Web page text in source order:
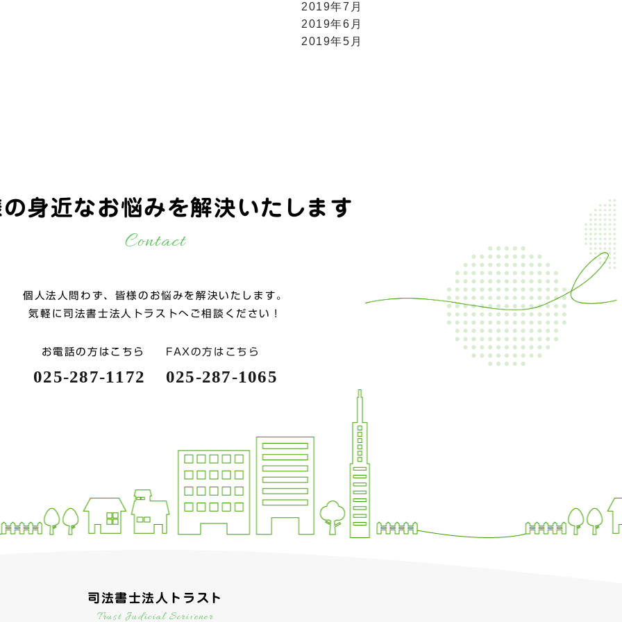
2019年7月
2019年6月
2019年5月
身近なお悩みを解決いたします
Contact
個人法人問わず、皆様のお悩みを解決いたします。
気軽に司法書士法人トラストへご相談ください！
お電話の方はこちら
025-287-1172
FAXの方はこちら
025-287-1065
司法書士法人トラスト
Trust Judicial Scrivener